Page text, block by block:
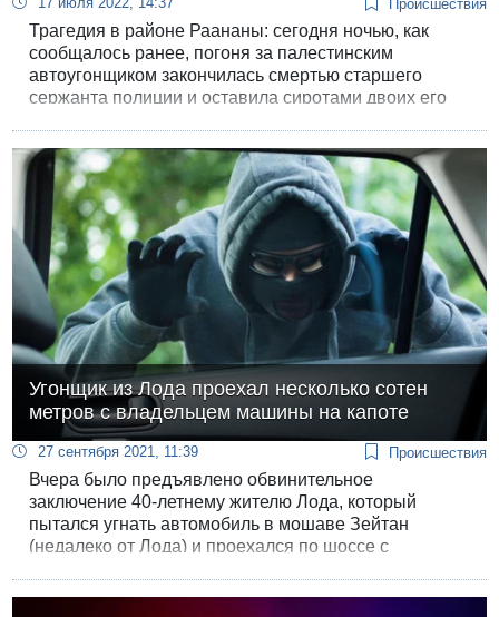
Происшествия
Трагедия в районе Раананы: сегодня ночью, как
сообщалось ранее, погоня за палестинским
автоугонщиком закончилась смертью старшего
сержанта полиции и оставила сиротами двоих его
Угонщик из Лода проехал несколько сотен
метров с владельцем машины на капоте
27 сентября 2021, 11:39 Происшествия
Вчера было предъявлено обвинительное
заключение 40-летнему жителю Лода, который
пытался угнать автомобиль в мошаве Зейтан
(недалеко от Лода) и проехался по шоссе с